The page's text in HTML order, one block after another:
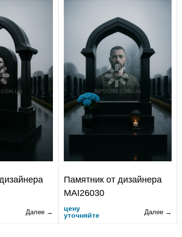
Далее →
Памятник от дизайнера
MAI26030
цену
уточняйте
Далее →